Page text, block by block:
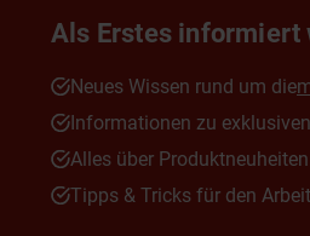
Als Erstes informiert
Neues Wissen rund um die
Informationen zu exklusiven
Alles über
Tipps & Tricks für den